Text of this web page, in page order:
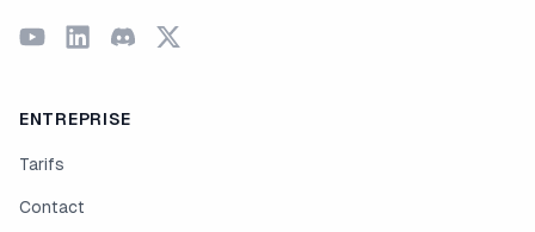
ENTREPRISE
Tarifs
Contact